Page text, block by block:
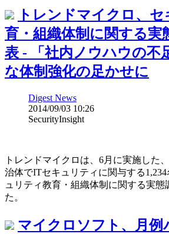
トレンドマイクロ、
育・組織体制に関する実
表 - 「社内ノウハウの不
な体制強化の足かせに
Digest News
2014/09/03 10:26
SecurityInsight
トレンドマイクロは、6月に実施した
治体でITセキュリティに関与する
ュリティ教育・組織体制に関する実態
た。
マイクロソフト、月例